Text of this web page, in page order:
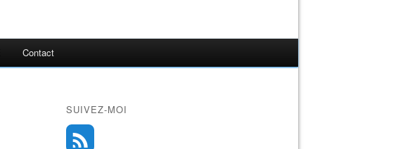
Contact
SUIVEZ-MOI